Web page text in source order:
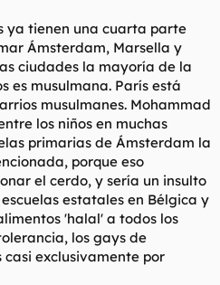
ya tienen una cuarta parte
Ámsterdam, Marsella y
ciudades la mayoría de la
es musulmana. París está
musulmanes. Mohammad
los niños en muchas
primarias de Ámsterdam la
porque eso
el cerdo, y sería un insulto
estatales en Bélgica y
'halal' a todos los
los gays de
exclusivamente por